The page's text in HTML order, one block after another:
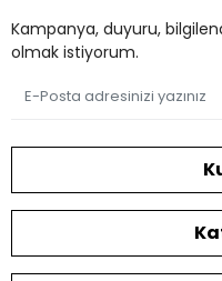
Kampanya, duyuru,
olmak istiyorum.